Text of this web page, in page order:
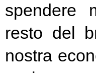
spendere
resto del
nostra